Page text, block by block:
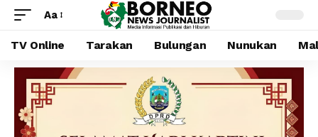
Aa
TV Online Tarakan Bulungan Nunukan